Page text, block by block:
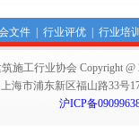
文件| 行业评优| 行业培
施工行业协会 Copyright @
海市浦东新区福山路33号
沪ICP备